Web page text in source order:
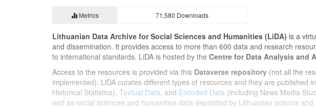
Metrics 71,580 Downloads
Lithuanian Data Archive for Social Sciences and Humanities (LiDA) is a
and dissemination. It provides access to more than 600 data and research
to international standards. LiDA is hosted by the Centre for Data Analysis and
Access to the resources is provided via this Dataverse repository (not all the
implemented). LiDA curates different types of resources and they are published
Historical Statistics), Textual Data, and Encoded Data (including News Media
well as social sciences and humanities data deposited by Lithuanian science